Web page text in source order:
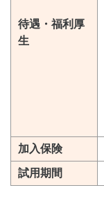
待遇・福利厚
生
加入保険
試用期間